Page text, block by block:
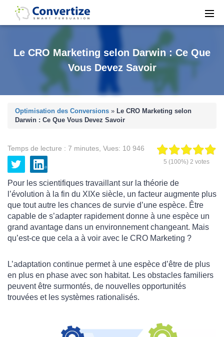
Le CRO Marketing selon Darwin : Ce Que
Vous Devez Savoir
Optimisation des Conversions » Le CRO Marketing selon
Darwin : Ce Que Vous Devez Savoir
5 (100%) 2 votes
Temps de lecture : 7 minutes Vues: 10 946
Pour les scientifiques travaillant sur la théorie de
l’évolution à la fin du XIXe siècle, un facteur augmente plus
que tout autre les chances de survie d’une espèce. Être
capable de s’adapter rapidement donne à une espèce un
grand avantage dans un environnement changeant. Mais
qu’est-ce que cela a à voir avec le CRO Marketing ?
L’adaptation continue permet à une espèce d’être de plus
en plus en phase avec son habitat. Les obstacles familiers
peuvent être surmontés, de nouvelles opportunités
trouvées et les systèmes rationalisés.